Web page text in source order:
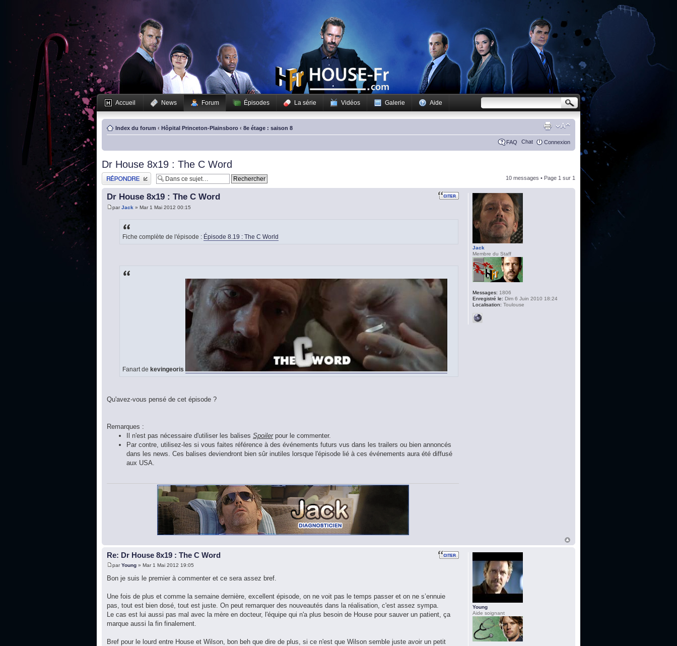
Accueil News Forum Épisodes La série Vidéos Galerie Aide
Index du forum ‹ Hôpital Princeton-Plainsboro ‹ 8e étage : saison 8
FAQ Chat Connexion
Dr House 8x19 : The C Word
Publier une réponse 10 messages • Page 1 sur 1
Dr House 8x19 : The C Word
parJack » Mar 1 Mai 2012 00:15
Fiche complète de l'épisode : Épisode 8.19 : The C World
Fanart de kevingeoris
Qu'avez-vous pensé de cet épisode ?
Remarques :
Il n'est pas nécessaire d'utiliser les balises Spoilerpour le commenter.
Par contre, utilisez-les si vous faites référence à des événements futurs vus dans les trailers ou bien annoncés
dans les news. Ces balises deviendront bien sûr inutiles lorsque l'épisode lié à ces événements aura été diffusé
aux USA.
Jack
Membre du Staff
Messages: 1806
Enregistré le: Dim 6 Juin 2010 18:24
Localisation: Toulouse
Re: Dr House 8x19 : The C Word
parYoung » Mar 1 Mai 2012 19:05
Bon je suis le premier à commenter et ce sera assez bref.
Une fois de plus et comme la semaine dernière, excellent épisode, on ne voit pas le temps passer et on ne s’ennuie
pas, tout est bien dosé, tout est juste. On peut remarquer des nouveautés dans la réalisation, c'est assez sympa.
Le cas est lui aussi pas mal avec la mère en docteur, l'équipe qui n'a plus besoin de House pour sauver un patient, ça
marque aussi la fin finalement.
Bref pour le lourd entre House et Wilson, bon beh que dire de plus, si ce n'est que Wilson semble juste avoir un petit
Young
Aide soignant